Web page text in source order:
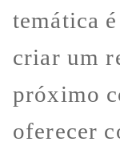
temática
criar um
próximo
oferecer